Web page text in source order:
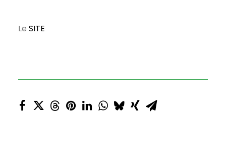
Le SITE